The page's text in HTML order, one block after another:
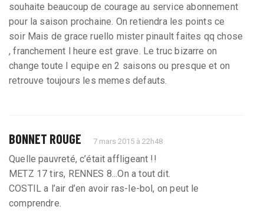
souhaite beaucoup de courage au service abonnement
pour la saison prochaine. On retiendra les points ce
soir Mais de grace ruello mister pinault faites qq chose
, franchement l heure est grave. Le truc bizarre on
change toute l equipe en 2 saisons ou presque et on
retrouve toujours les memes defauts.
BONNET ROUGE 7 mars 2015 à 22h48
Quelle pauvreté, c’était affligeant !!
METZ 17 tirs, RENNES 8...On a tout dit.
COSTIL a l’air d’en avoir ras-le-bol, on peut le
comprendre.